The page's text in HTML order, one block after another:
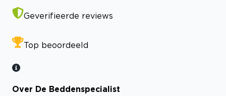
Geverifieerde reviews
Top beoordeeld
Over De Beddenspecialist